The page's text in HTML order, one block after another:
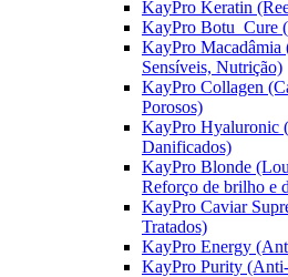
KayPro Keratin
KayPro Botu_Cure
KayPro Macadâmia
Sensíveis, Nutrição)
KayPro Collagen
Porosos)
KayPro Hyaluronic
Danificados)
KayPro Blonde
Reforço de brilho e
KayPro Caviar
Tratados)
KayPro Energy
KayPro Purity